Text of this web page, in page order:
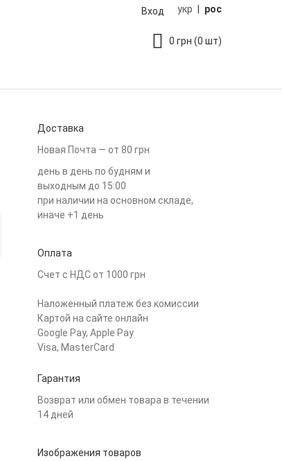
укр рос
Вход
0 грн (0 шт)
Доставка
Новая Почта — от 80 грн
день в день по будням и
выходным до 15:00
при наличии на основном складе,
иначе +1 день
Оплата
Счет с НДС от 1000 грн
Наложенный платеж без комиссии
Картой на сайте онлайн
Google Pay, Apple Pay
Visa, MasterCard
Гарантия
Возврат или обмен товара в течении
14 дней
Изображения товаров